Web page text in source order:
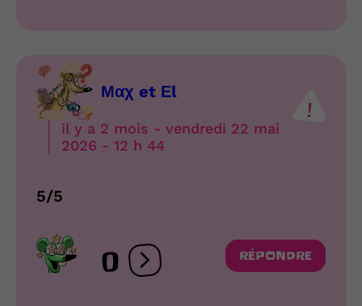
Μαχ et Εl
il y a 2 mois - vendredi 22 mai
2026 - 12 h 44
5/5
0 Ouvrir les réactions
RÉPONDRE